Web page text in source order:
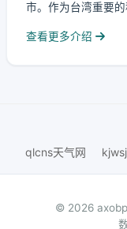
市。作为台湾重要
查看更多介绍
qlcns天气网
© 2026